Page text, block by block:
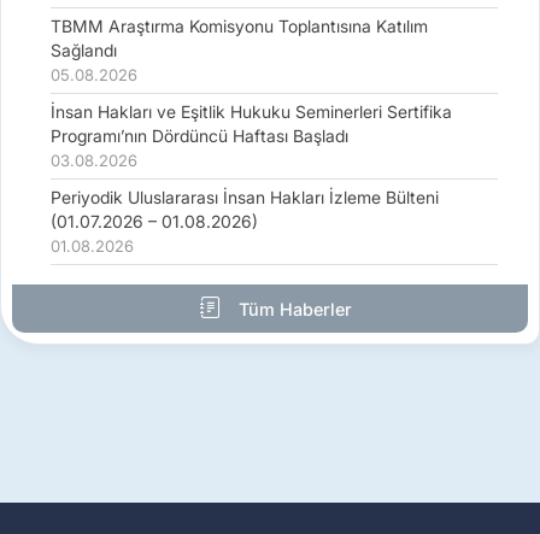
TBMM Araştırma Komisyonu Toplantısına Katılım
Sağlandı
05.08.2026
İnsan Hakları ve Eşitlik Hukuku Seminerleri Sertifika
Programı’nın Dördüncü Haftası Başladı
03.08.2026
Periyodik Uluslararası İnsan Hakları İzleme Bülteni
(01.07.2026 – 01.08.2026)
01.08.2026
Tüm Haberler